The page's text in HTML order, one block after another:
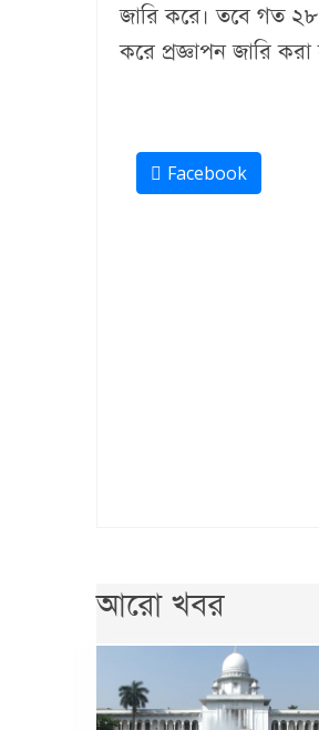
জারি করে। তবে গত ২৮
করে প্রজ্ঞাপন জারি করা
Facebook
আরো খবর